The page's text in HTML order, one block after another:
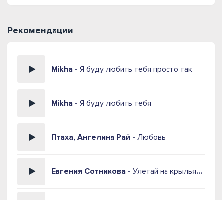
Рекомендации
Mikha - Я буду любить тебя просто так
Mikha - Я буду любить тебя
Птаха, Ангелина Рай - Любовь
Евгения Сотникова - Улетай на крыльях ветра